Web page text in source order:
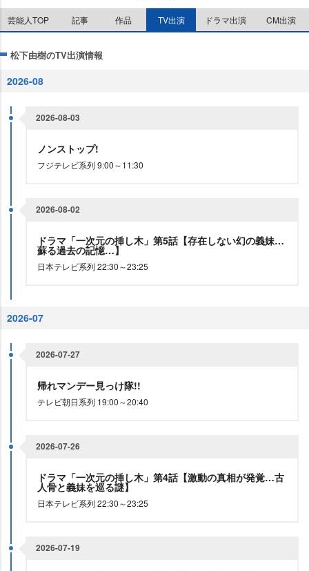
芸能人TOP 記事 作品 TV出演 ドラマ出演 CM出演
松下由樹のTV出演情報
2026-08
2026-08-03
ノンストップ!
フジテレビ系列 9:00～11:30
2026-08-02
ドラマ「一次元の挿し木」第5話【存在しない幻の義妹…
蘇る過去の記憶…】
日本テレビ系列 22:30～23:25
2026-07
2026-07-27
帰れマンデー見っけ隊!!
テレビ朝日系列 19:00～20:40
2026-07-26
ドラマ「一次元の挿し木」第4話【激動の真相が発覚…古
人骨と義妹を巡る謎】
日本テレビ系列 22:30～23:25
2026-07-19